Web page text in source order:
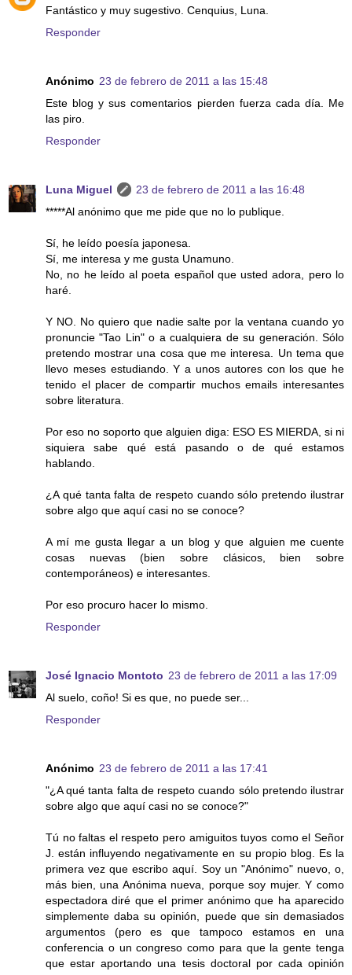
Fantástico y muy sugestivo. Cenquius, Luna.
Responder
Anónimo 23 de febrero de 2011 a las 15:48
Este blog y sus comentarios pierden fuerza cada día. Me
las piro.
Responder
Luna Miguel
23 de febrero de 2011 a las 16:48
*****Al anónimo que me pide que no lo publique.
Sí, he leído poesía japonesa.
Sí, me interesa y me gusta Unamuno.
No, no he leído al poeta español que usted adora, pero lo
haré.
Y NO. No quiero que nadie salte por la ventana cuando yo
pronuncie "Tao Lin" o a cualquiera de su generación. Sólo
pretendo mostrar una cosa que me interesa. Un tema que
llevo meses estudiando. Y a unos autores con los que he
tenido el placer de compartir muchos emails interesantes
sobre literatura.
Por eso no soporto que alguien diga: ESO ES MIERDA, si ni
siquiera sabe qué está pasando o de qué estamos
hablando.
¿A qué tanta falta de respeto cuando sólo pretendo ilustrar
sobre algo que aquí casi no se conoce?
A mí me gusta llegar a un blog y que alguien me cuente
cosas nuevas (bien sobre clásicos, bien sobre
contemporáneos) e interesantes.
Por eso procuro hacer lo mismo.
Responder
José Ignacio Montoto 23 de febrero de 2011 a las 17:09
Al suelo, coño! Si es que, no puede ser...
Responder
Anónimo 23 de febrero de 2011 a las 17:41
"¿A qué tanta falta de respeto cuando sólo pretendo ilustrar
sobre algo que aquí casi no se conoce?"
Tú no faltas el respeto pero amiguitos tuyos como el Señor
J. están influyendo negativamente en su propio blog. Es la
primera vez que escribo aquí. Soy un "Anónimo" nuevo, o,
más bien, una Anónima nueva, porque soy mujer. Y como
espectadora diré que el primer anónimo que ha aparecido
simplemente daba su opinión, puede que sin demasiados
argumentos (pero es que tampoco estamos en una
conferencia o un congreso como para que la gente tenga
que estar aportando una tesis doctoral por cada opinión